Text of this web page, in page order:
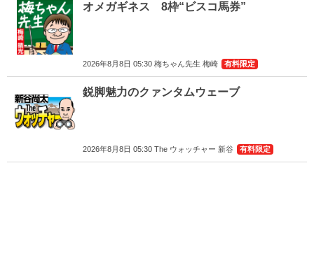
オメガギネス 8枠“ビスコ馬券”
2026年8月8日 05:30 梅ちゃん先生 梅崎 有料限定
鋭脚魅力のクァンタムウェーブ
2026年8月8日 05:30 The ウォッチャー 新谷 有料限定